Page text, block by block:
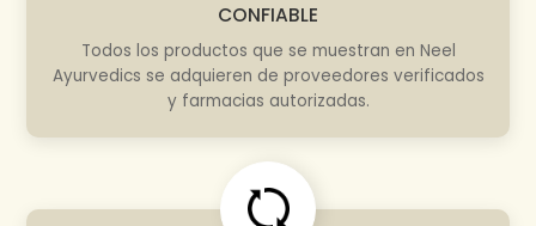
CONFIABLE
Todos los productos que se muestran en Neel
Ayurvedics se adquieren de proveedores verificados
y farmacias autorizadas.